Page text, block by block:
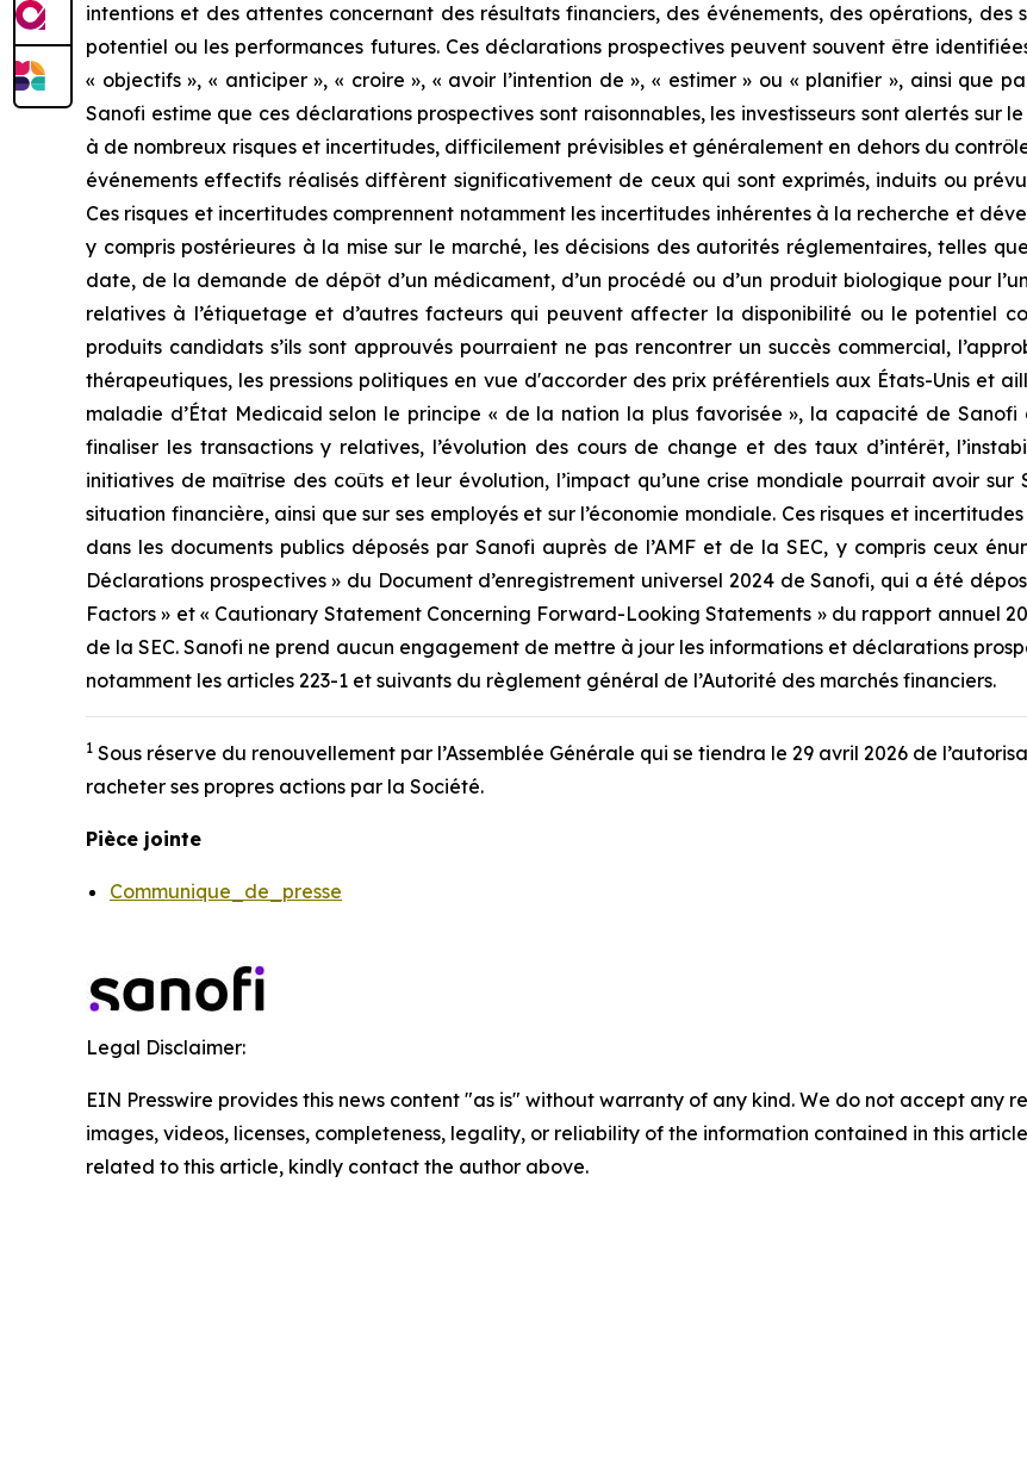
intentions et des attentes concernant des résultats financiers, des événements, des opérations,
potentiel ou les performances futures. Ces déclarations prospectives peuvent souvent être
« objectifs », « anticiper », « croire », « avoir l’intention de », « estimer » ou « planifier », ainsi que
Sanofi estime que ces déclarations prospectives sont raisonnables, les investisseurs sont alertés sur
à de nombreux risques et incertitudes, difficilement prévisibles et généralement en dehors du
événements effectifs réalisés diffèrent significativement de ceux qui sont exprimés, induits ou
Ces risques et incertitudes comprennent notamment les incertitudes inhérentes à la recherche et
y compris postérieures à la mise sur le marché, les décisions des autorités réglementaires, telles
date, de la demande de dépôt d’un médicament, d’un procédé ou d’un produit biologique pour
relatives à l’étiquetage et d’autres facteurs qui peuvent affecter la disponibilité ou le potentiel
produits candidats s’ils sont approuvés pourraient ne pas rencontrer un succès commercial,
thérapeutiques, les pressions politiques en vue d'accorder des prix préférentiels aux États-Unis et
maladie d’État Medicaid selon le principe « de la nation la plus favorisée », la capacité de
finaliser les transactions y relatives, l’évolution des cours de change et des taux d’intérêt,
initiatives de maîtrise des coûts et leur évolution, l’impact qu’une crise mondiale pourrait avoir
situation financière, ainsi que sur ses employés et sur l’économie mondiale. Ces risques et
dans les documents publics déposés par Sanofi auprès de l’AMF et de la SEC, y compris ceux
Déclarations prospectives » du Document d’enregistrement universel 2024 de Sanofi, qui a été
Factors » et « Cautionary Statement Concerning Forward-Looking Statements » du rapport annuel
de la SEC. Sanofi ne prend aucun engagement de mettre à jour les informations et déclarations
notamment les articles 223-1 et suivants du règlement général de l’Autorité des marchés financiers.
1 Sous réserve du renouvellement par l’Assemblée Générale qui se tiendra le 29 avril 2026 de
racheter ses propres actions par la Société.
Pièce jointe
Communique_de_presse
Legal Disclaimer:
EIN Presswire provides this news content "as is" without warranty of any kind. We do not accept any
images, videos, licenses, completeness, legality, or reliability of the information contained in this
related to this article, kindly contact the author above.